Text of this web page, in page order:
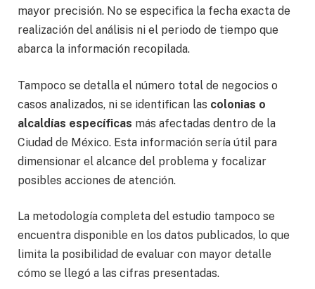
mayor precisión. No se especifica la fecha exacta de
realización del análisis ni el periodo de tiempo que
abarca la información recopilada.
Tampoco se detalla el número total de negocios o
casos analizados, ni se identifican las colonias o
alcaldías específicas más afectadas dentro de la
Ciudad de México. Esta información sería útil para
dimensionar el alcance del problema y focalizar
posibles acciones de atención.
La metodología completa del estudio tampoco se
encuentra disponible en los datos publicados, lo que
limita la posibilidad de evaluar con mayor detalle
cómo se llegó a las cifras presentadas.